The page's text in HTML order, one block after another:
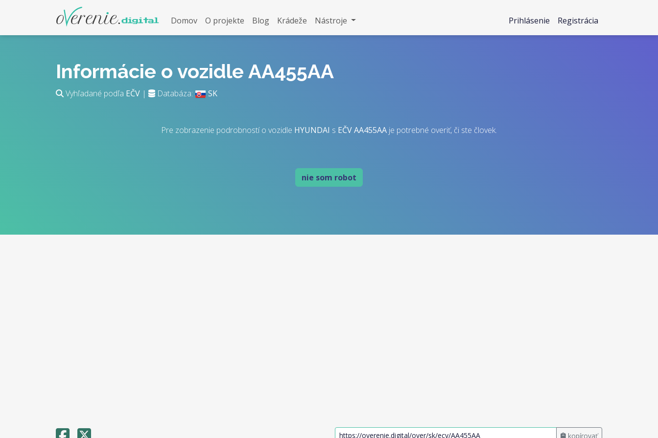
Domov O projekte Blog Krádeže Nástroje Prihlásenie Registrácia
Informácie o vozidle AA455AA
Vyhľadané podľa EČV | Databáza: SK
Pre zobrazenie podrobností o vozidle HYUNDAI s EČVAA455AA je potrebné overiť, či ste človek.
nie som robot
kopírovať